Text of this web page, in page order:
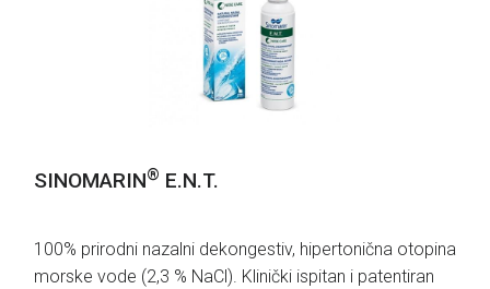
SINOMARIN® E.N.T.
100% prirodni nazalni dekongestiv, hipertonična otopina
morske vode (2,3 % NaCl). Klinički ispitan i patentiran